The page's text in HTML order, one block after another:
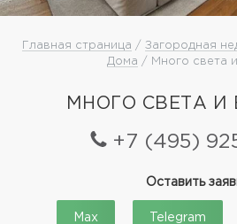
Главная страница / Загородная
Дома / Много света
МНОГО СВЕТА И
+7 (495)
Оставить
Max Telegram